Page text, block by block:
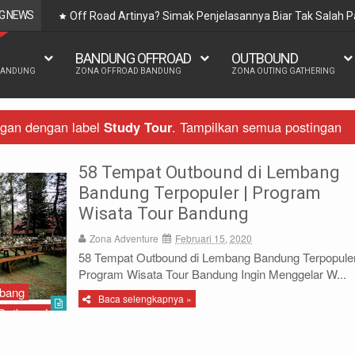
NEWS Off Road Artinya? Simak Penjelasannya Biar Tak Salah
BANDUNG OFFROAD
ZONA OFFROAD BANDUNG
OUTBOUND
ZONA OUTING GATHERING
dengan label Study Tour. Tampilkan semua postingan
58 Tempat Outbound di Lembang
Bandung Terpopuler | Program
Wisata Tour Bandung
Zona Adventure Februari 15, 2020
58 Tempat Outbound di Lembang Bandung
Program Wisata Tour Bandung Ingin Menggelar W...
Baca selengkapnya »